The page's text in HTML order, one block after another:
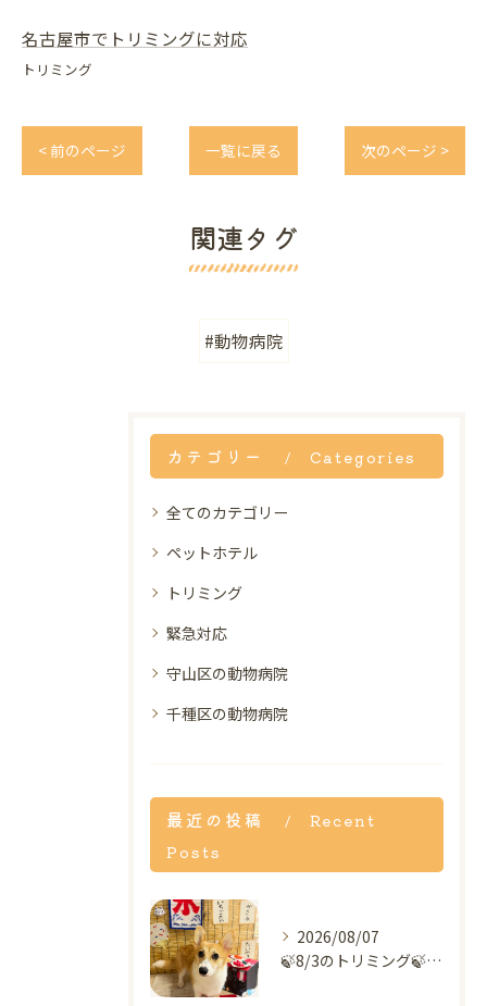
名古屋市でトリミングに対応
トリミング
< 前のページ 一覧に戻る 次のページ >
関連タグ
#動物病院
カテゴリー Categories
全てのカテゴリー
ペットホテル
トリミング
緊急対応
守山区の動物病院
千種区の動物病院
最近の投稿
Recent
Posts
2026/08/07
🍃8/3のトリミング🍃コーギー🐶｜名東区・千種区・守山区の動...